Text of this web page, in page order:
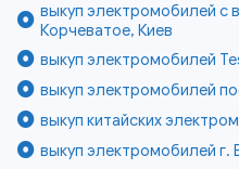
выкуп электромобилей с
Корчеватое, Киев
выкуп электромобилей
выкуп электромобилей
выкуп китайских
выкуп электромобилей г.